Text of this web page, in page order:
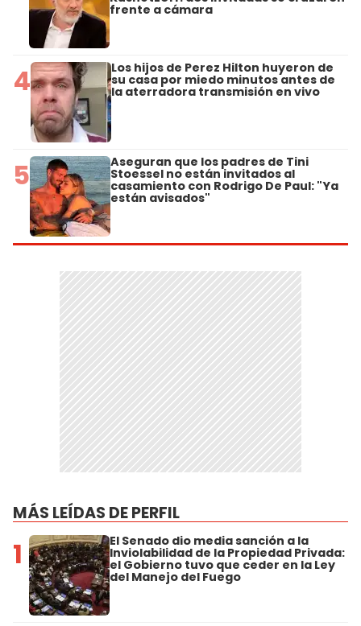
frente a cámara
4 Los hijos de Perez Hilton huyeron de
su casa por miedo minutos antes de
la aterradora transmisión en vivo
5 Aseguran que los padres de Tini
Stoessel no están invitados al
casamiento con Rodrigo De Paul: "Ya
están avisados"
MÁS LEÍDAS DE PERFIL
1 El Senado dio media sanción a la
Inviolabilidad de la Propiedad Privada:
el Gobierno tuvo que ceder en la Ley
del Manejo del Fuego